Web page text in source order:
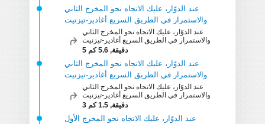
عند الدوّار، عليك الاتجاه نحو المخرج الثاني
والاستمرار في الطريق السريع أغادير-تيزنيت
عند الدوّار، عليك الاتجاه نحو المخرج الثاني
والاستمرار في الطريق السريع أغادير-تيزنيت
5 دقيقة, 5.6 كم
عند الدوّار، عليك الاتجاه نحو المخرج الثاني
والاستمرار في الطريق السريع أغادير-تيزنيت
عند الدوّار، عليك الاتجاه نحو المخرج الثاني
والاستمرار في الطريق السريع أغادير-تيزنيت
3 دقيقة, 1.5 كم
عند الدوّار، عليك الاتجاه نحو المخرج الأول